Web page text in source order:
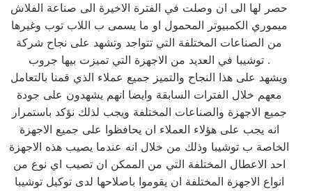
حصر لها الى ان وصلت في الفترة الاخيرة الى صناعة الفلاش
ميموري الكمبيوتر المحمول او ما يسمى ب اللاب توب وغيرها
من الصناعات المختلفة التي تتواجد وتشهد على نجاح شركة
توشيبا في العديد من الاجهزة التي تميزت بيها جروب .
ويشهد على هذا النجاح والتميز جميع عملاء الذي قمنا بالتعامل
معهم خلال الفترات السابقة وايضا انهم يشهدون على جودة
جميع الاجهزة والصناعات المختلفة ويجب لذلك نؤكد باستمرار
انه يجب على هؤلاء العملاء ان يحافظوا على جميع الاجهزة
الخاصة ب توشيبا وذلك من خلال انه عندما يصيب هذه الاجهزة
احد الاعطال المختلفة التي من الممكن ان تصيب اي نوع من
انواع الاجهزة المختلفة ان يقوموا باصلاحها لدى توكيل توشيبا